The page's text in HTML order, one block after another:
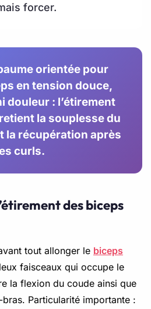
forcer.
orientée pour
en tension douce,
douleur : l’étirement
la souplesse du
la récupération après
curls.
des biceps
tout allonger le biceps
faisceaux qui occupe le
la flexion du coude ainsi que
bras. Particularité importante :